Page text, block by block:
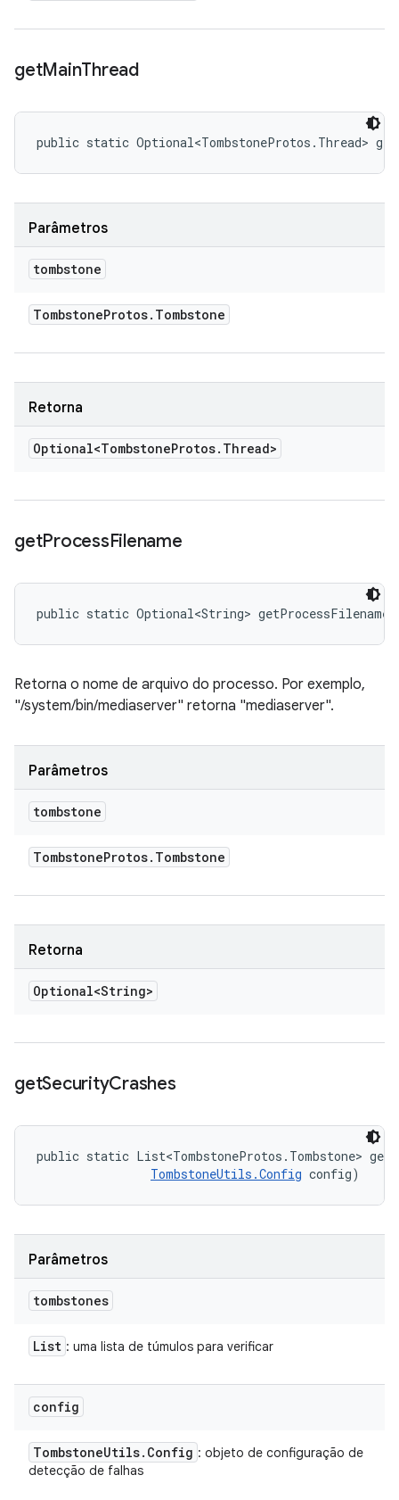
getMainThread
public static Optional<TombstoneProtos.Thread>
Parâmetros
tombstone
TombstoneProtos. Tombstone
Retorna
Optional<TombstoneProtos. Thread>
getProcessFilename
public static Optional<String> getProcessFilename
Retorna o nome de arquivo do processo. Por exemplo,
"/system/bin/mediaserver" retorna "mediaserver".
Parâmetros
tombstone
TombstoneProtos. Tombstone
Retorna
Optional<String>
getSecurityCrashes
public static List<TombstoneProtos.Tombstone>
TombstoneUtils.Config config)
Parâmetros
tombstones
List : uma lista de túmulos para verificar
config
TombstoneUtils. Config : objeto de configuração de
detecção de falhas